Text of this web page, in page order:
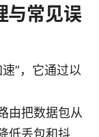
与常见误
”，它通过以
由把数据包从
低丢包和抖